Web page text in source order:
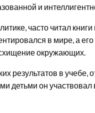
и
часто читал
в мире, а
окружающих.
результатов в учебе,
детьми он